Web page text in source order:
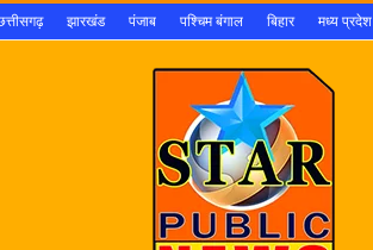
झारखंड पंजाब पश्चिम बंगाल बिहार मध्य प्रदेश